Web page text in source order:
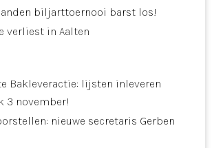
biljarttoernooi barst los!
verliest in Aalten
Bakleveractie: lijsten inleveren
3 november!
nieuwe secretaris Gerben